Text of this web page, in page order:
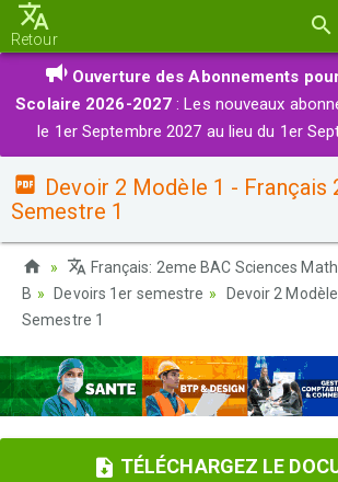
Retour
Ouverture des Abonnements
Scolaire 2026-2027 : Les nouveaux
le 1er Septembre 2027 au lieu du 1er
Devoir 2 Modèle 1 - Français
Semestre 1
Français: 2eme BAC Sciences
B
Devoirs 1er semestre
Devoir 2
Semestre 1
TÉLÉCHARGEZ LE